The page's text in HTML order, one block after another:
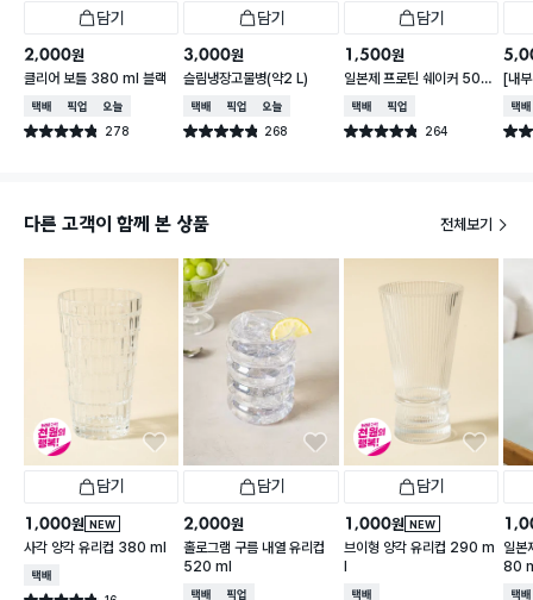
담기
2,000원
클리어 보틀 380 ml 블랙
택배배송매장픽업오늘배송
별점 4.8점 278
건 작성
담기
3,000원
슬림냉장고물병(약2 L)
택배배송매장픽업오늘배송
별점 4.8점 268
건 작성
담기
1,500원
일본제 프로틴 쉐이커 500
ml
택배배송매장픽업
별점 4.8점 264
건 작성
[내
용
ml
택배
별점
다른 고객이 함께 본 상품 전체보기
담기
NEW
1,000원
사각 양각 유리컵 380 ml
택배배송
담기
2,000원
홀로그램 구름 내열 유리컵
520 ml
택배배송매장픽업
담기
NEW
1,000원
브이형 양각 유리컵 290 m
l
택배배송
일본
80
택배